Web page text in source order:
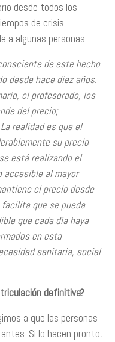
desde todos los
de crisis
a algunas personas.
de este hecho
desde hace diez años.
el profesorado, los
del precio;
realidad es que el
su precio
está realizando el
accesible al mayor
el precio desde
que se pueda
que cada día haya
en esta
sanitaria, social
definitiva?
a que las personas
Si lo hacen pronto,